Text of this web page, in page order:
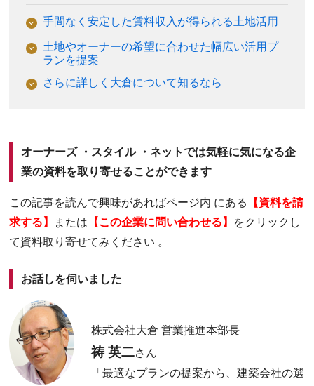
手間なく安定した賃料収入が得られる土地活用
土地やオーナーの希望に合わせた幅広い活用プ
ランを提案
さらに詳しく大倉について知るなら
オーナーズ ・スタイル ・ネットでは気軽に気になる企
業の資料を取り寄せることができます
この記事を読んで興味があればページ内 にある
【資料を請
求する】
または 【この企業に問い合わせる】 をクリックし
て資料取り寄せてみください 。
お話しを伺いました
株式会社大倉 営業推進本部長
祷 英二さん
「最適なプランの提案から、建築会社の選